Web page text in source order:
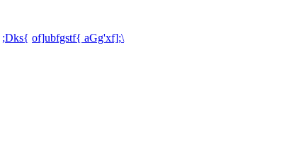
;Dks{ of]ubfgstf{ aGg'xf];\